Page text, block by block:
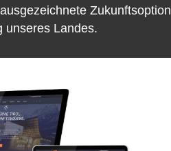
Zukunftsoption
unseres Landes.